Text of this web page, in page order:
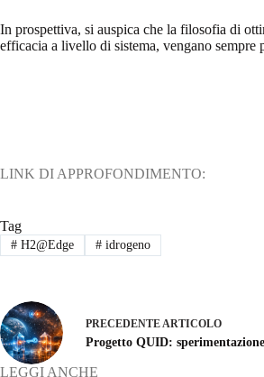
In prospettiva, si auspica che la filosofia di
efficacia a livello di sistema, vengano
LINK DI APPROFONDIMENTO:
Tag
#H2@Edge #idrogeno
PRECEDENTEARTICOLO
Progetto QUID:
LEGGI ANCHE